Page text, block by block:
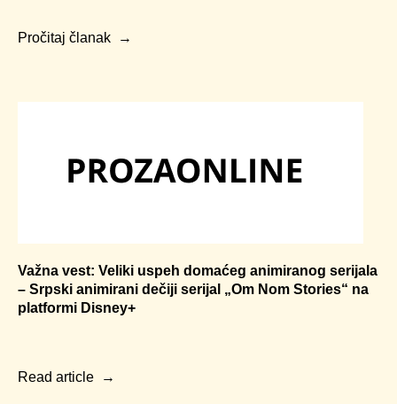
Pročitaj članak
Važna vest: Veliki uspeh domaćeg animiranog serijala
– Srpski animirani dečiji serijal „Om Nom Stories“ na
platformi Disney+
Read article
Ako imate ideje, ponude, pitanja ili prosto
želite da radite sa nama, samo nam
pošaljite poruku